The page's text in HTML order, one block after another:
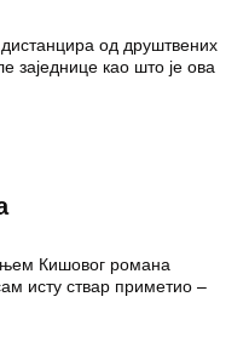
од друштвених
заједнице као што је ова
Кишовог романа
исту ствар приметио –